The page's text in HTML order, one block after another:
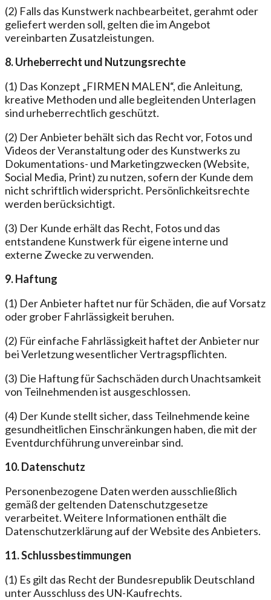
(2) Falls das Kunstwerk nachbearbeitet, gerahmt oder
geliefert werden soll, gelten die im Angebot
vereinbarten Zusatzleistungen.
8. Urheberrecht und Nutzungsrechte
(1) Das Konzept „FIRMEN MALEN“, die Anleitung,
kreative Methoden und alle begleitenden Unterlagen
sind urheberrechtlich geschützt.
(2) Der Anbieter behält sich das Recht vor, Fotos und
Videos der Veranstaltung oder des Kunstwerks zu
Dokumentations- und Marketingzwecken (Website,
Social Media, Print) zu nutzen, sofern der Kunde dem
nicht schriftlich widerspricht. Persönlichkeitsrechte
werden berücksichtigt.
(3) Der Kunde erhält das Recht, Fotos und das
entstandene Kunstwerk für eigene interne und
externe Zwecke zu verwenden.
9. Haftung
(1) Der Anbieter haftet nur für Schäden, die auf Vorsatz
oder grober Fahrlässigkeit beruhen.
(2) Für einfache Fahrlässigkeit haftet der Anbieter nur
bei Verletzung wesentlicher Vertragspflichten.
(3) Die Haftung für Sachschäden durch Unachtsamkeit
von Teilnehmenden ist ausgeschlossen.
(4) Der Kunde stellt sicher, dass Teilnehmende keine
gesundheitlichen Einschränkungen haben, die mit der
Eventdurchführung unvereinbar sind.
10. Datenschutz
Personenbezogene Daten werden ausschließlich
gemäß der geltenden Datenschutzgesetze
verarbeitet. Weitere Informationen enthält die
Datenschutzerklärung auf der Website des Anbieters.
11. Schlussbestimmungen
(1) Es gilt das Recht der Bundesrepublik Deutschland
unter Ausschluss des UN-Kaufrechts.